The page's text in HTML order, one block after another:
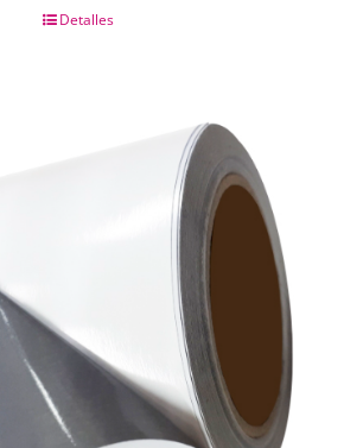
Detalles